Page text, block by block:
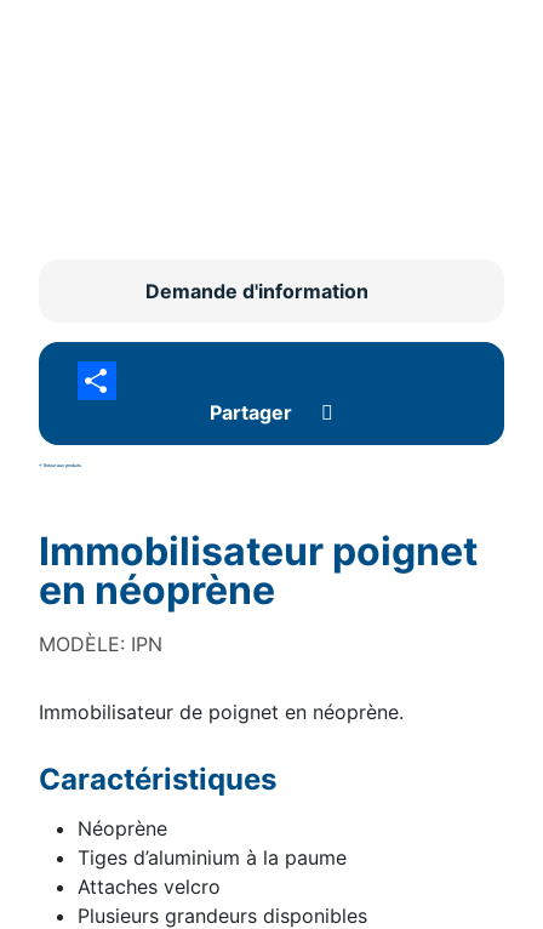
Demande d'information
Partager
<- Retour aux produits
Immobilisateur poignet
en néoprène
MODÈLE: IPN
Immobilisateur de poignet en néoprène.
Caractéristiques
Néoprène
Tiges d’aluminium à la paume
Attaches velcro
Plusieurs grandeurs disponibles